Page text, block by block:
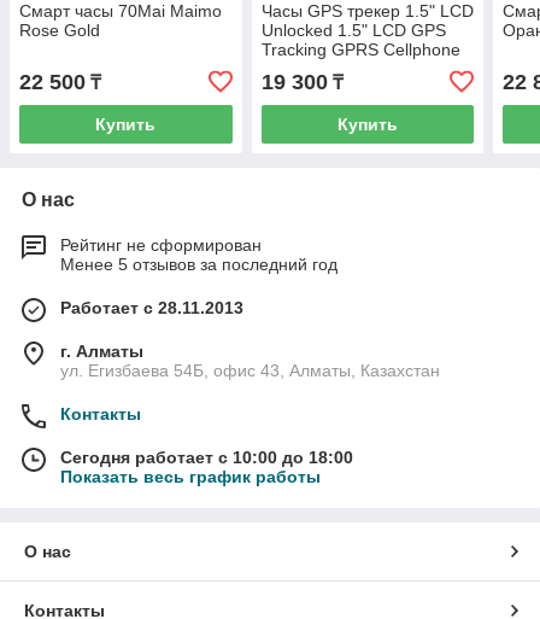
Смарт часы 70Mai Maimo
Rose Gold
22 500 ₸
Купить
Часы GPS трекер 1.5" LCD
Unlocked 1.5" LCD GPS
Tracking GPRS Cellphone
Wrist Watch GSM
19 300₸
Купить
22
О нас
Рейтинг не сформирован
Менее 5 отзывов за последний год
Работает с 28.11.2013
г. Алматы
ул. Егизбаева 54Б, офис 43, Алматы, Казахстан
Контакты
Сегодня работает с 10:00 до 18:00
Показать весь график работы
О нас
Контакты